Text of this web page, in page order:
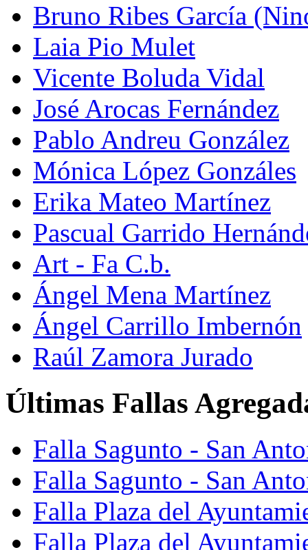
Bruno Ribes García
Laia Pio Mulet
Vicente Boluda Vidal
José Arocas Fernández
Pablo Andreu González
Mónica López Gonzáles
Erika Mateo Martínez
Pascual Garrido
Art - Fa C.b.
Ángel Mena Martínez
Ángel Carrillo Imbernón
Raúl Zamora Jurado
Últimas Fallas
Falla Sagunto - San
Falla Sagunto - San
Falla Plaza del
Falla Plaza del